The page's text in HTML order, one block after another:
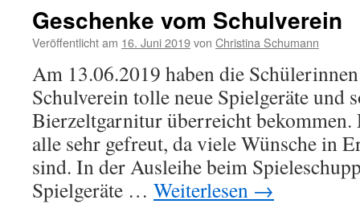
Geschenke vom Schulverein
Veröffentlicht am 16. Juni 2019von Christina Schumann
Am 13.06.2019 haben die
Schulverein tolle neue Spielgeräte und
Bierzeltgarnitur überreicht bekommen.
alle sehr gefreut, da viele Wünsche in
sind. In der Ausleihe beim
Spielgeräte … Weiterlesen →